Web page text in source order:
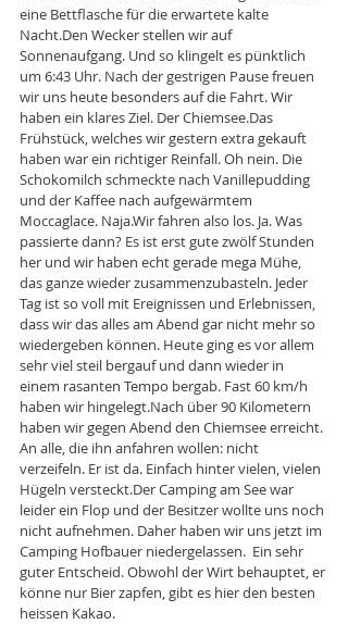
eine Bettflasche für die erwartete kalte
Nacht.Den Wecker stellen wir auf
Sonnenaufgang. Und so klingelt es pünktlich
um 6:43 Uhr. Nach der gestrigen Pause freuen
wir uns heute besonders auf die Fahrt. Wir
haben ein klares Ziel. Der Chiemsee.Das
Frühstück, welches wir gestern extra gekauft
haben war ein richtiger Reinfall. Oh nein. Die
Schokomilch schmeckte nach Vanillepudding
und der Kaffee nach aufgewärmtem
Moccaglace. Naja.Wir fahren also los. Ja. Was
passierte dann? Es ist erst gute zwölf Stunden
her und wir haben echt gerade mega Mühe,
das ganze wieder zusammenzubasteln. Jeder
Tag ist so voll mit Ereignissen und Erlebnissen,
dass wir das alles am Abend gar nicht mehr so
wiedergeben können. Heute ging es vor allem
sehr viel steil bergauf und dann wieder in
einem rasanten Tempo bergab. Fast 60 km/h
haben wir hingelegt.Nach über 90 Kilometern
haben wir gegen Abend den Chiemsee erreicht.
An alle, die ihn anfahren wollen: nicht
verzeifeln. Er ist da. Einfach hinter vielen, vielen
Hügeln versteckt.Der Camping am See war
leider ein Flop und der Besitzer wollte uns noch
nicht aufnehmen. Daher haben wir uns jetzt im
Camping Hofbauer niedergelassen.  Ein sehr
guter Entscheid. Obwohl der Wirt behauptet, er
könne nur Bier zapfen, gibt es hier den besten
heissen Kakao.